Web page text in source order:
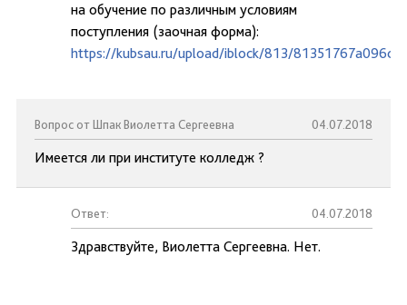
на обучение по различным условиям
поступления (заочная форма):
https://kubsau.ru/upload/iblock/813/
Вопрос от Шпак Виолетта Сергеевна 04.07.2018
Имеется ли при институте колледж ?
Ответ: 04.07.2018
Здравствуйте, Виолетта Сергеевна. Нет.